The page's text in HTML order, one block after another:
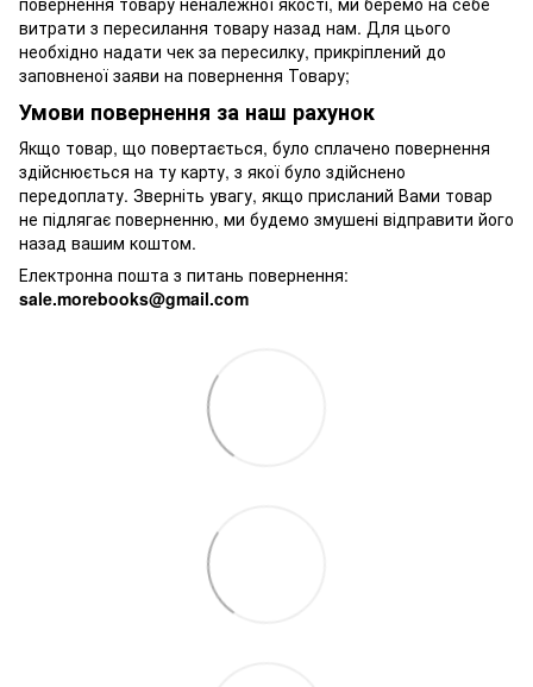
витрати з пересилання товару назад нам. Для цього
необхідно надати чек за пересилку, прикріплений до
заповненої заяви на повернення Товару;
Умови повернення за наш рахунок
Якщо товар, що повертається, було сплачено повернення
здійснюється на ту карту, з якої було здійснено
передоплату. Зверніть увагу, якщо присланий Вами товар
не підлягає поверненню, ми будемо змушені відправити його
назад вашим коштом.
Електронна пошта з питань повернення:
sale.morebooks@gmail.com